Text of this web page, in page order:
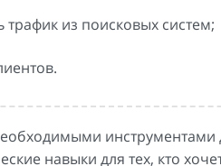
трафик из поисковых систем;
инструментами
навыки для тех, кто